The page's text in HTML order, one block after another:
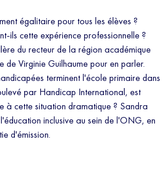
égalitaire pour tous les élèves ?
ils cette expérience professionnelle ?
du recteur de la région académique
de Virginie Guilhaume pour en parler.
terminent l'école primaire dans
par Handicap International, est
à cette situation dramatique ? Sandra
inclusive au sein de l'ONG, en
d'émission.